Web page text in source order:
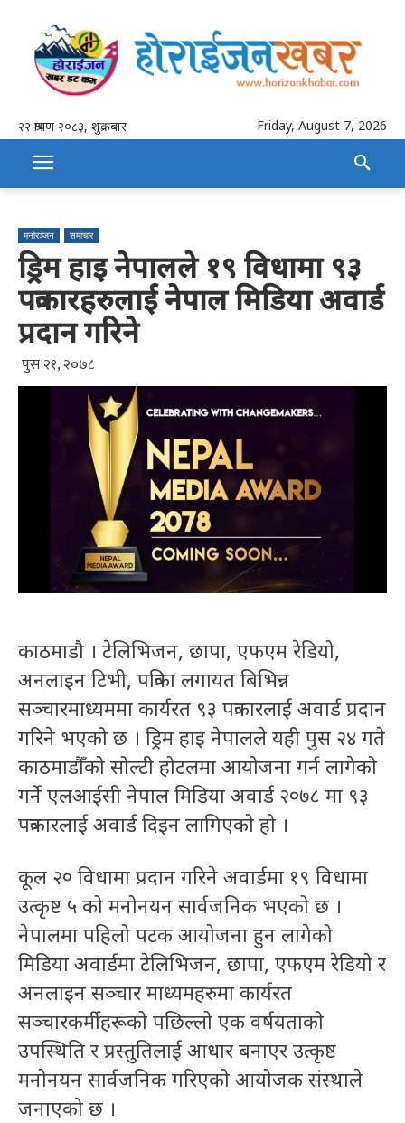
२२ श्रावण २०८३, शुक्रबार Friday, August 7, 2026
मनोरञ्जन समाचार
ड्रिम हाइ नेपालले १९ विधामा ९३
पत्रकारहरुलाई नेपाल मिडिया अवार्ड
प्रदान गरिने
पुस २१, २०७८
काठमाडौ । टेलिभिजन, छापा, एफएम रेडियो,
अनलाइन टिभी, पत्रिका लगायत बिभिन्न
सञ्चारमाध्यममा कार्यरत ९३ पत्रकारलाई अवार्ड प्रदान
गरिने भएको छ । ड्रिम हाइ नेपालले यही पुस २४ गते
काठमाडौँको सोल्टी होटलमा आयोजना गर्न लागेको
गर्ने एलआईसी नेपाल मिडिया अवार्ड २०७८ मा ९३
पत्रकारलाई अवार्ड दिइन लागिएको हो ।
कूल २० विधामा प्रदान गरिने अवार्डमा १९ विधामा
उत्कृष्ट ५ को मनोनयन सार्वजनिक भएको छ ।
नेपालमा पहिलो पटक आयोजना हुन लागेको
मिडिया अवार्डमा टेलिभिजन, छापा, एफएम रेडियो र
अनलाइन सञ्चार माध्यमहरुमा कार्यरत
सञ्चारकर्मीहरूको पछिल्लो एक वर्षयताको
उपस्थिति र प्रस्तुतिलाई आधार बनाएर उत्कृष्ट
मनोनयन सार्वजनिक गरिएको आयोजक संस्थाले
जनाएको छ ।